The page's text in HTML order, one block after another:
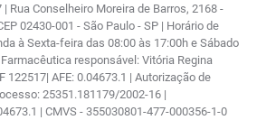
Rua Conselheiro Moreira de Barros, 2168 -
02430-001 - São Paulo - SP | Horário de
à Sexta-feira das 08:00 às 17:00h e Sábado
responsável: Vitória Regina
122517| AFE: 0.04673.1 | Autorização de
25351.181179/2002-16 |
| CMVS - 355030801-477-000356-1-0